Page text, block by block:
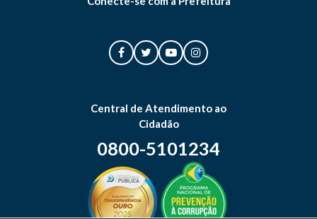
Central de Atendimento ao
Cidadão
0800-5101234